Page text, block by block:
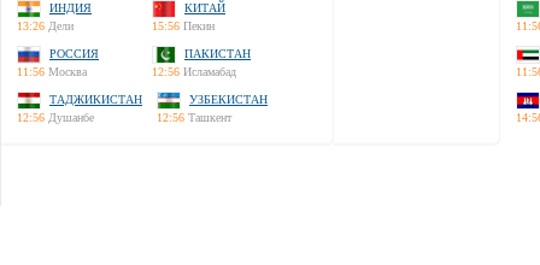
ИНДИЯ
13:26 Дели
КИТАЙ
15:56 Пекин
РОССИЯ
11:56 Москва
ПАКИСТАН
12:56 Исламабад
ТАДЖИКИСТАН
12:56 Душанбе
УЗБЕКИСТАН
12:56 Ташкент